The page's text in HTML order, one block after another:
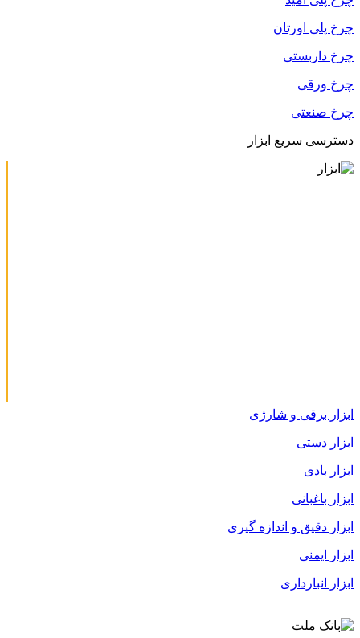
چرخ پلی اورتان
چرخ داربستی
چرخ ورقی
چرخ صنعتی
دسترسی سریع ابزار
ابزار برقی و شارژی
ابزار دستی
ابزار بادی
ابزار باغبانی
ابزار دقیق و اندازه گیری
ابزار ایمنی
ابزار انبارداری